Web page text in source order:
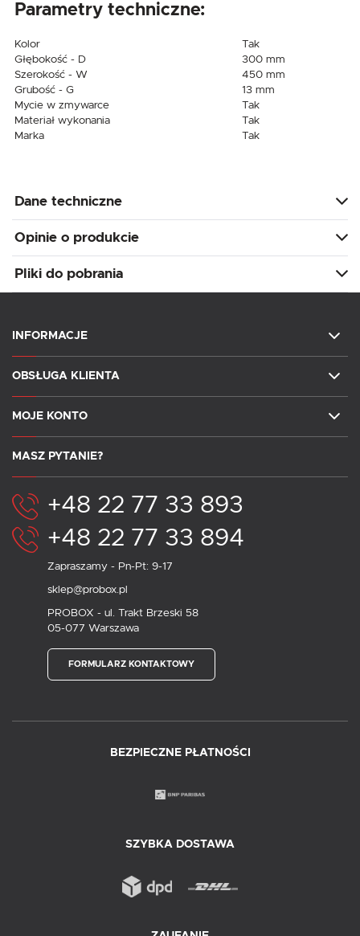
Parametry techniczne:
Kolor
Tak
Głębokość - D
300 mm
Szerokość - W
450 mm
Grubość - G
13 mm
Mycie w zmywarce
Tak
Materiał wykonania
Tak
Marka
Tak
Dane techniczne
Opinie o produkcie
Pliki do pobrania
INFORMACJE
OBSŁUGA KLIENTA
MOJE KONTO
MASZ PYTANIE?
+48 22 77 33 893
+48 22 77 33 894
Zapraszamy - Pn-Pt: 9-17
sklep@probox.pl
PROBOX - ul. Trakt Brzeski 58
05-077 Warszawa
FORMULARZ KONTAKTOWY
BEZPIECZNE PŁATNOŚCI
SZYBKA DOSTAWA